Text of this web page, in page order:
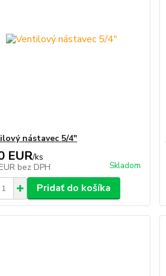
nástavec 5/4"
EUR/ks
bez DPH Skladom
Pridať do košíka